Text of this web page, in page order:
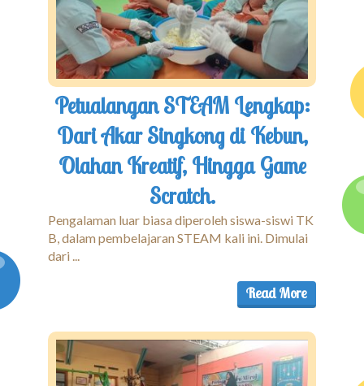
Petualangan STEAM Lengkap:
Dari Akar Singkong di Kebun,
Olahan Kreatif, Hingga Game
Scratch.
Pengalaman luar biasa diperoleh siswa-siswi TK
B, dalam pembelajaran STEAM kali ini. Dimulai
dari ...
Read More